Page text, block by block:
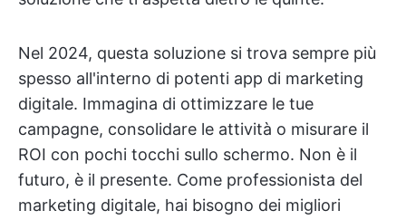
Nel 2024, questa soluzione si trova sempre più
spesso all'interno di potenti app di marketing
digitale. Immagina di ottimizzare le tue
campagne, consolidare le attività o misurare il
ROI con pochi tocchi sullo schermo. Non è il
futuro, è il presente. Come professionista del
marketing digitale, hai bisogno dei migliori